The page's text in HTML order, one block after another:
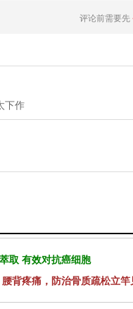
评论前需要先
下作
取 有效对抗癌细胞
背疼痛，防治骨质疏松立竿